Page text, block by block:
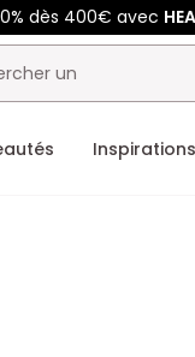
dès 400€ avec